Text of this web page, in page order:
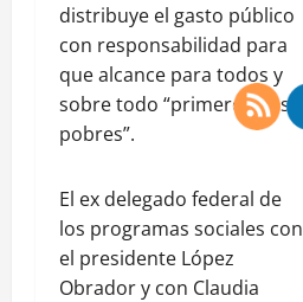
distribuye el gasto público
con responsabilidad para
que alcance para todos y
sobre todo “primero a los
pobres”.
El ex delegado federal de
los programas sociales con
el presidente López
Obrador y con Claudia